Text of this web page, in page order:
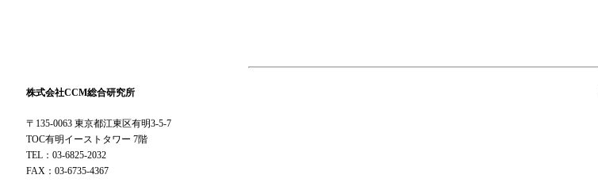
株式会社CCM総合研究所
〒135-0063 東京都江東区有明3-5-7
TOC有明イーストタワー 7階
TEL：03-6825-2032
FAX：03-6735-4367